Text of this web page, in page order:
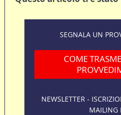
SEGNALA UN
COME
NEWSLETTER -
MAILING